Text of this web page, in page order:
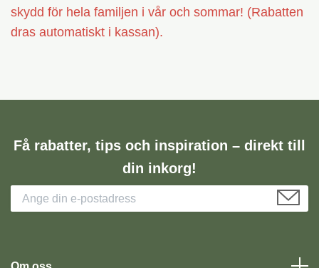
skydd för hela familjen i vår och sommar! (Rabatten
dras automatiskt i kassan).
Få rabatter, tips och inspiration – direkt till
din inkorg!